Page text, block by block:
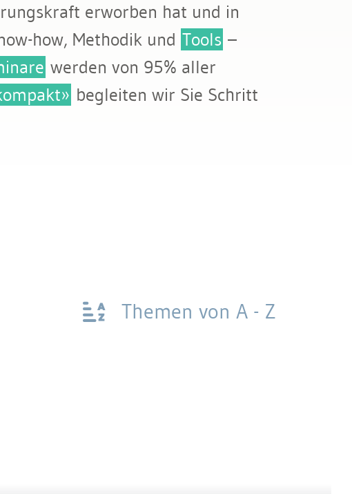
erworben hat und in
how, Methodik und Tools –
werden von 95% aller
begleiten wir Sie Schritt
Themen von A - Z